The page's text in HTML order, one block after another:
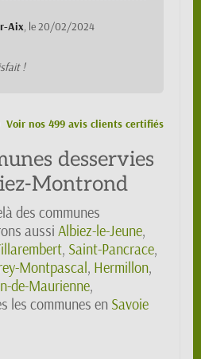
Aix, le20/02/2024
!
Voir nos 499 avis clients certifiés
desservies
Montrond
des communes
aussi Albiez-le-Jeune,
, Saint-Pancrace,
Montpascal, Hermillon,
de-Maurienne,
les communes en Savoie